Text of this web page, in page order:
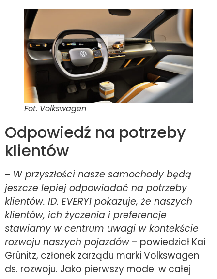
Fot. Volkswagen
Odpowiedź na potrzeby
klientów
– W przyszłości nasze samochody będą
jeszcze lepiej odpowiadać na potrzeby
klientów. ID. EVERY1 pokazuje, że naszych
klientów, ich życzenia i preferencje
stawiamy w centrum uwagi w kontekście
rozwoju naszych pojazdów – powiedział Kai
Grünitz, członek zarządu marki Volkswagen
ds. rozwoju. Jako pierwszy model w całej